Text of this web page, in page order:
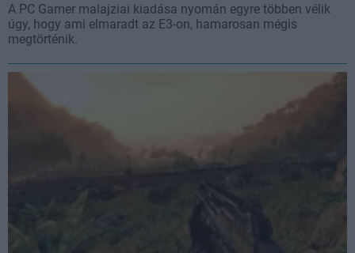
A PC Gamer malajziai kiadása nyomán egyre többen vélik
úgy, hogy ami elmaradt az E3-on, hamarosan mégis
megtörténik.